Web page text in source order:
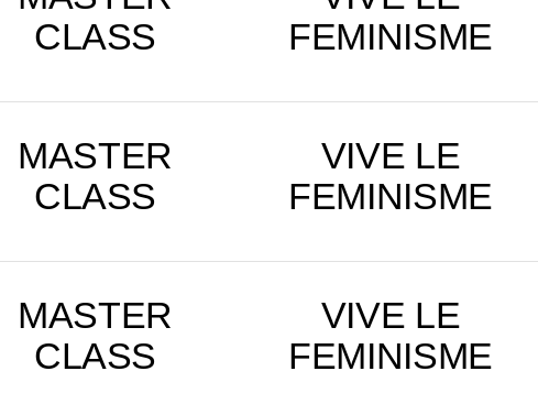
CLASS
FEMINISME
MASTER
CLASS
VIVE LE
FEMINISME
MASTER
CLASS
VIVE LE
FEMINISME